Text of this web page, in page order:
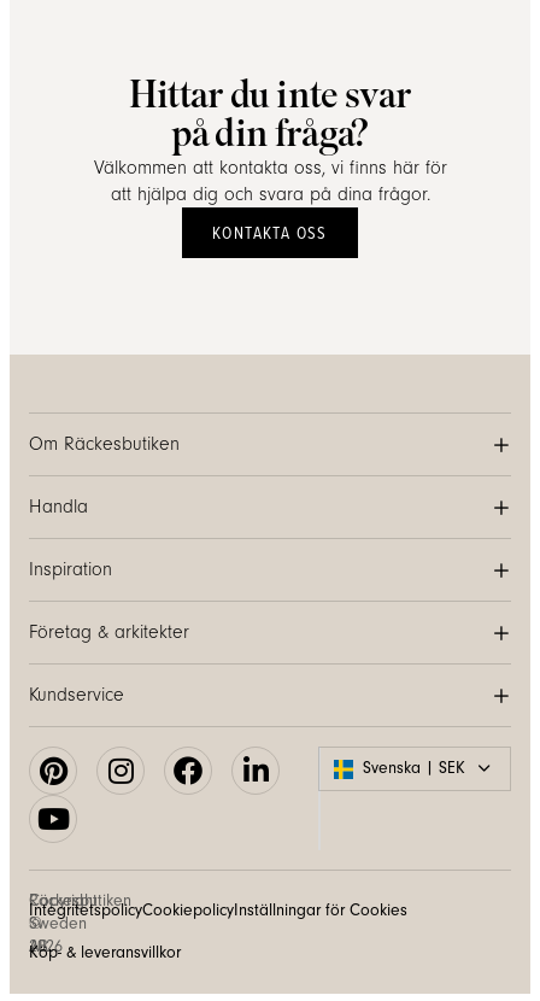
Hittar du inte svar
på din fråga?
Välkommen att kontakta oss, vi finns här för
att hjälpa dig och svara på dina frågor.
KONTAKTA OSS
Om Räckesbutiken
Handla
Inspiration
Företag & arkitekter
Kundservice
Svenska | SEK
Copyright
©
2026
Räckesbutiken
Sweden
AB
IntegritetspolicyCookiepolicy Inställningar för Cookies
Köp- & leveransvillkor